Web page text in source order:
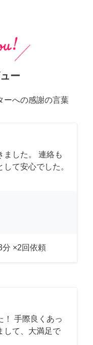
ー
ーへの感謝の言葉
ました。 連絡も
て安心でした。
分 ×2回依頼
！ 手際良くあっ
して、大満足で